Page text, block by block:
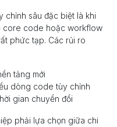
chỉnh sâu đặc biệt là khi
core code hoặc workflow
phức tạp. Các rủi ro
tảng mới
dòng code tùy chỉnh
gian chuyển đổi
phải lựa chọn giữa chi